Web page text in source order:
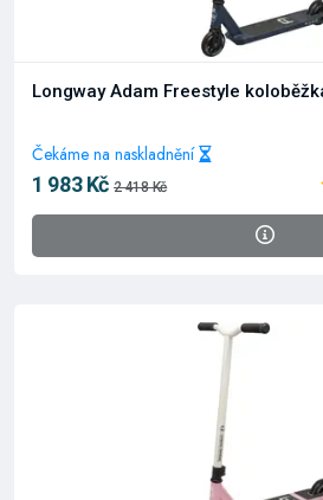
Longway Adam Freestyle
Čekáme na naskladnění
1 983 Kč 2 418 Kč